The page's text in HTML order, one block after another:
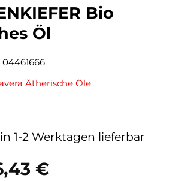
Bio
Öl
€Aktueller
1-2 Werktagen lieferbar
04461666
Ätherische Öle